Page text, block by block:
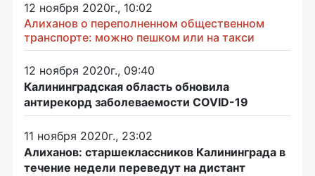
12 ноября 2020г., 10:02
Алиханов о переполненном общественном
транспорте: можно пешком или на такси
12 ноября 2020г., 09:40
Калининградская область обновила
антирекорд заболеваемости COVID-19
11 ноября 2020г., 23:02
Алиханов: старшеклассников Калининграда в
течение недели переведут на дистант